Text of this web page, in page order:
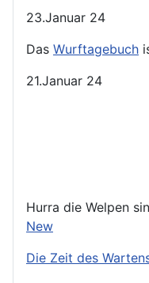
23.Januar 24
Das Wurftagebuch
21.Januar 24
Hurra die Welpen
New
Die Zeit des